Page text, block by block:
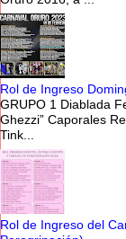
Rol de Ingreso
GRUPO 1 Diablada
Ghezzi”
Tink...
Rol de Ingreso del